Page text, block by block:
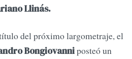
Llinás.
del próximo largometraje, el
Bongiovanniposteó un